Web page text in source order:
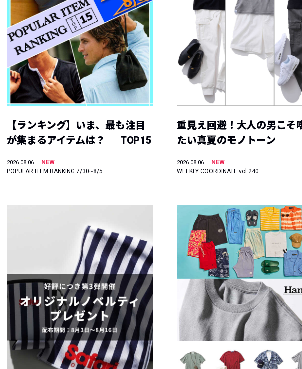
【ランキング】いま、最も注目
が集まるアイテムは？ ｜ TOP15
2026.08.06
NEW
POPULAR ITEM RANKING 7/30~8/5
重見え回避！大人の男こそ
たい真夏のモノトーン
2026.08.06
NEW
WEEKLY COORDINATE vol.240